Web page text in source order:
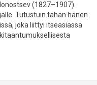
(1827–1907).
Tutustuin tähän hänen
joka liittyi itseasiassa